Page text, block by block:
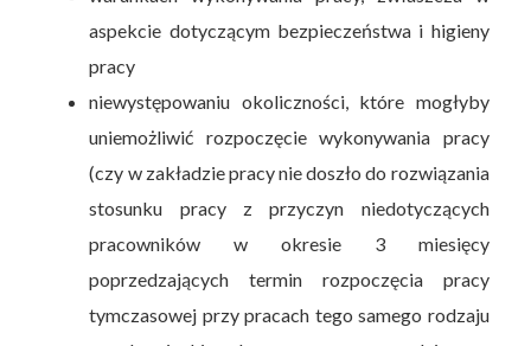
aspekcie dotyczącym bezpieczeństwa i higieny
pracy
niewystępowaniu okoliczności, które mogłyby
uniemożliwić rozpoczęcie wykonywania pracy
(czy w zakładzie pracy nie doszło do rozwiązania
stosunku pracy z przyczyn niedotyczących
pracowników w okresie 3 miesięcy
poprzedzających termin rozpoczęcia pracy
tymczasowej przy pracach tego samego rodzaju